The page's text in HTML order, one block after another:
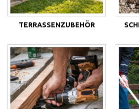
TERRASSENZUBEHÖR